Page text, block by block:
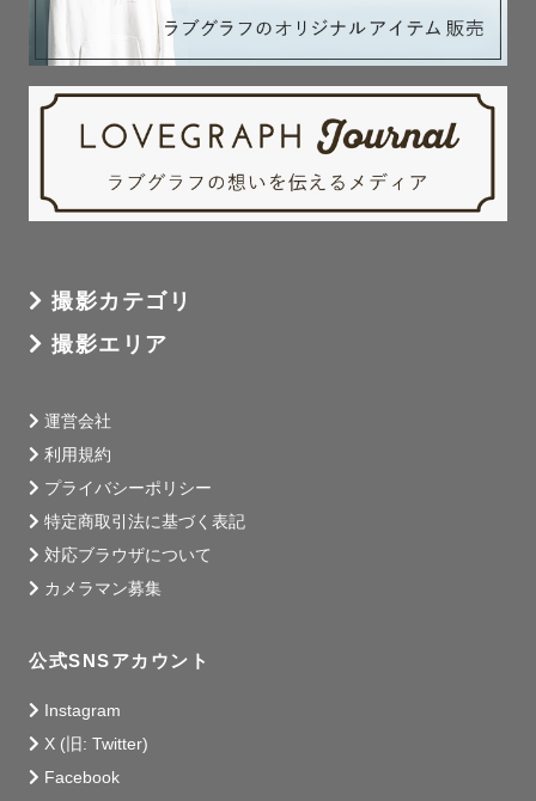
季節やロケーションによって
おすすめの時間帯が異なるため、
ます。
﹏﹏﹏﹏﹏﹏﹏写真に込める想い﹏﹏﹏﹏﹏﹏
撮ってもらうこと、
愛おしい時間を形に残したマタニティフォト。
家族の始まりを祝ったお宮参り。
笑顔と成長に包まれた1歳のバースデーフォト。
" 強い味方 ” になります。
笑顔になれる一枚を＿＿
最後までご覧いただきありがとうございます！
撮影カテゴリ
撮影エリア
運営会社
利用規約
プライバシーポリシー
特定商取引法に基づく表記
対応ブラウザについて
カメラマン募集
公式SNSアカウント
Instagram
X (旧: Twitter)
Facebook